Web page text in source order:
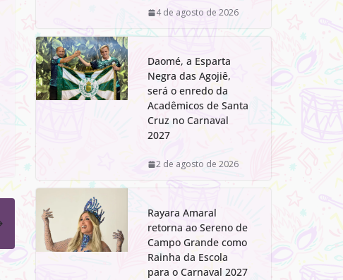
4 de agosto de 2026
Daomé, a Esparta
Negra das Agojiê,
será o enredo da
Acadêmicos de Santa
Cruz no Carnaval
2027
2 de agosto de 2026
Rayara Amaral
retorna ao Sereno de
Campo Grande como
Rainha da Escola
para o Carnaval 2027